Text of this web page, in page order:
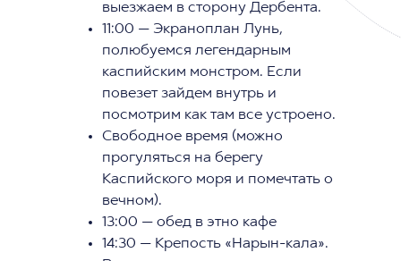
выезжаем в сторону Дербента.
11:00 — Экраноплан Лунь,
полюбуемся легендарным
каспийским монстром. Если
повезет зайдем внутрь и
посмотрим как там все устроено.
Свободное время (можно
прогуляться на берегу
Каспийского моря и помечтать о
вечном).
13:00 — обед в этно кафе
14:30 — Крепость «Нарын-кала».